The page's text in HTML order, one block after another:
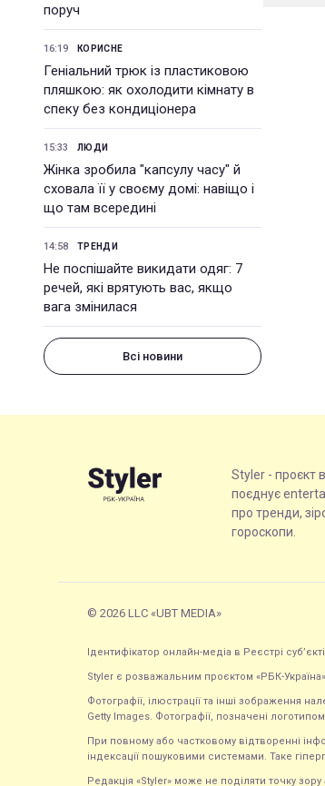
поруч
16:19 КОРИСНЕ
Геніальний трюк із пластиковою
пляшкою: як охолодити кімнату в
спеку без кондиціонера
15:33 ЛЮДИ
Жінка зробила "капсулу часу" й
сховала її у своєму домі: навіщо і
що там всередині
14:58 ТРЕНДИ
Не поспішайте викидати одяг: 7
речей, які врятують вас, якщо
вага змінилася
Всі новини
Styler - проєкт
поєднує
про тренди,
гороскопи.
© 2026 LLC «UBT MEDIA»
Ідентифікатор онлайн-медіа в Реєстрі
Styler є розважальним проєктом «РБК-
Фотографії, ілюстрації та інші зображення
Getty Images. Фотографії, позначені
При повному або частковому відтворенні
індексації пошуковими системами. Таке
Редакція «Styler» може не поділяти точку